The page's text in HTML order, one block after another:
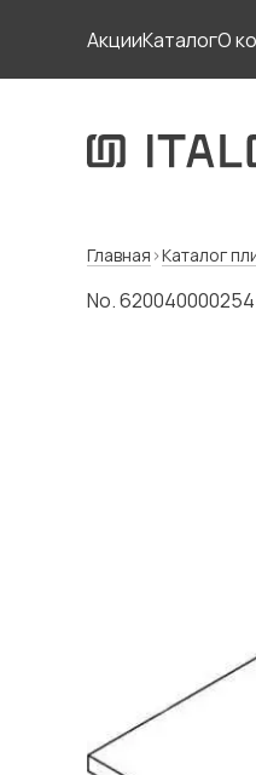
АкцииКаталогО
Главная Каталог
No. 620040000254